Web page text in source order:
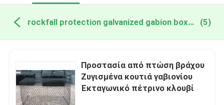
rockfall protection galvanized gabion boxes διαδικτυακή κατασκευή (5)
Προστασία από πτώση βράχου
Ζυγισμένα κουτιά γαβιονίου
Έκταγωνικό πέτρινο κλουβί